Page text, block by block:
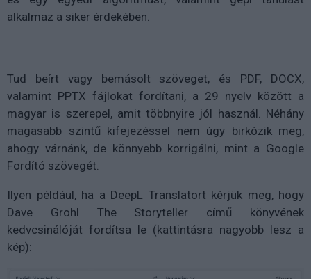
alkalmaz a siker érdekében.
Tud beírt vagy bemásolt szöveget, és PDF, DOCX,
valamint PPTX fájlokat fordítani, a 29 nyelv között a
magyar is szerepel, amit többnyire jól használ. Néhány
magasabb szintű kifejezéssel nem úgy birkózik meg,
ahogy várnánk, de könnyebb korrigálni, mint a Google
Fordító szövegét.
Ilyen például, ha a DeepL Translatort kérjük meg, hogy
Dave Grohl The Storyteller című könyvének
kedvcsinálóját fordítsa le (kattintásra nagyobb lesz a
kép):